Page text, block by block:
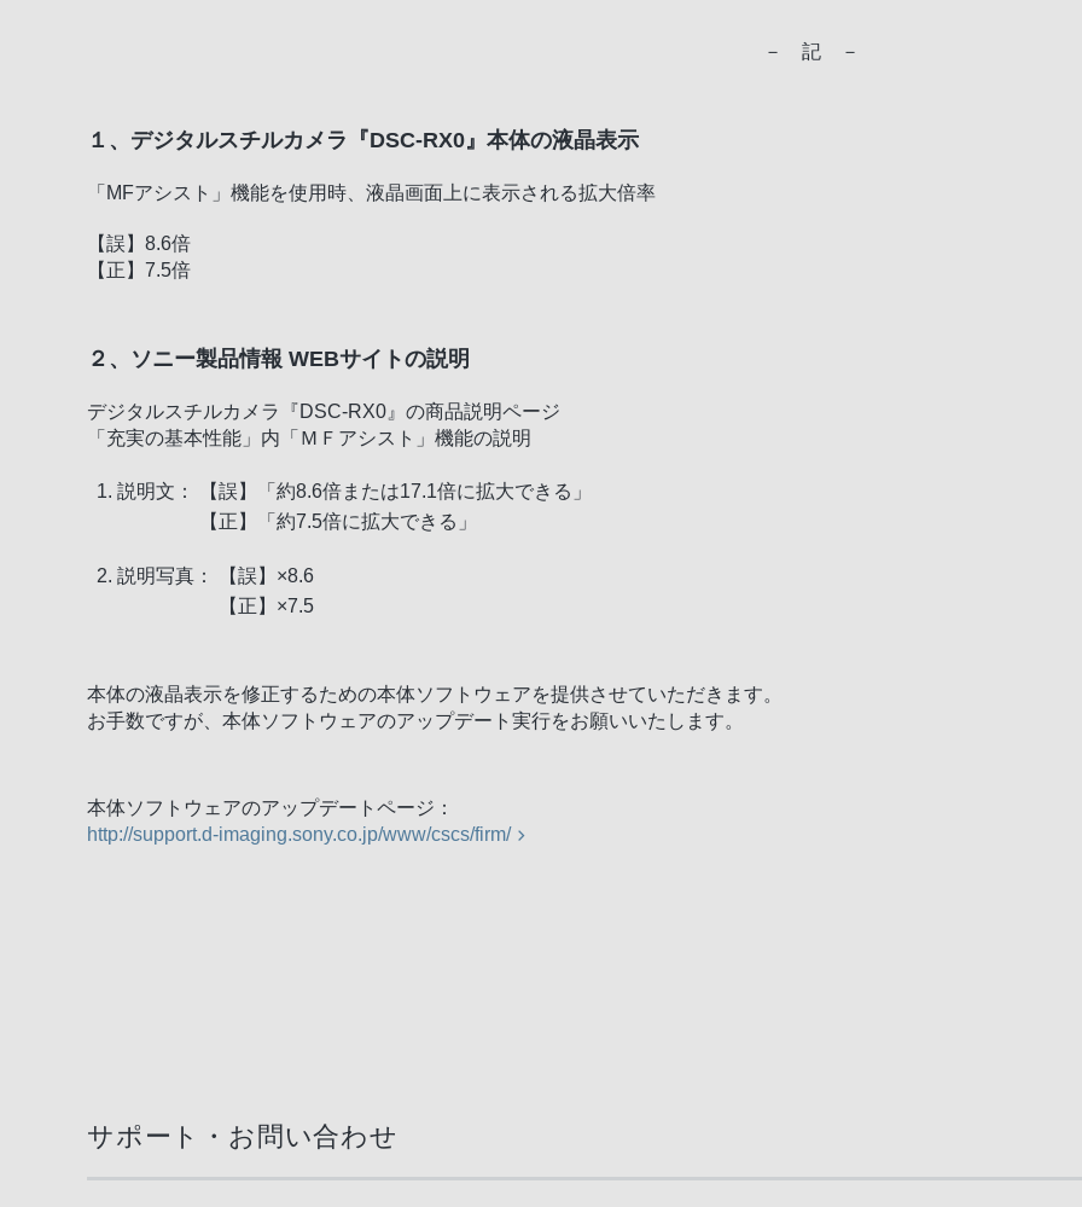
－ 記 －
１、デジタルスチルカメラ『DSC-RX0』本体の液晶表示
「MFアシスト」機能を使用時、液晶画面上に表示される拡大倍率
【誤】8.6倍
【正】7.5倍
２、ソニー製品情報 WEBサイトの説明
デジタルスチルカメラ『DSC-RX0』の商品説明ページ
「充実の基本性能」内「ＭＦアシスト」機能の説明
説明文：
【誤】「約8.6倍または17.1倍に拡大できる」
【正】「約7.5倍に拡大できる」
説明写真：
【誤】×8.6
【正】×7.5
本体の液晶表示を修正するための本体ソフトウェアを提供させていただきます。
お手数ですが、本体ソフトウェアのアップデート実行をお願いいたします。
本体ソフトウェアのアップデートページ：
http://support.d-imaging.sony.co.jp/www/cscs/firm/
サポート・お問い合わせ